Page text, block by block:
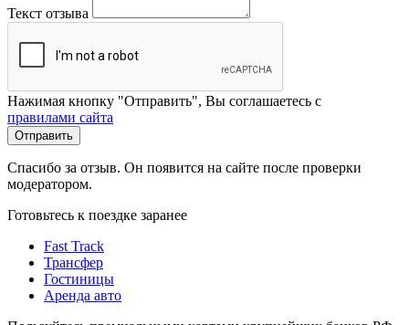
Текст отзыва
Нажимая кнопку "Отправить", Вы соглашаетесь с
правилами сайта
Отправить
Спасибо за отзыв. Он появится на сайте после проверки
модератором.
Готовьтесь к поездке заранее
Fast Track
Трансфер
Гостиницы
Аренда авто